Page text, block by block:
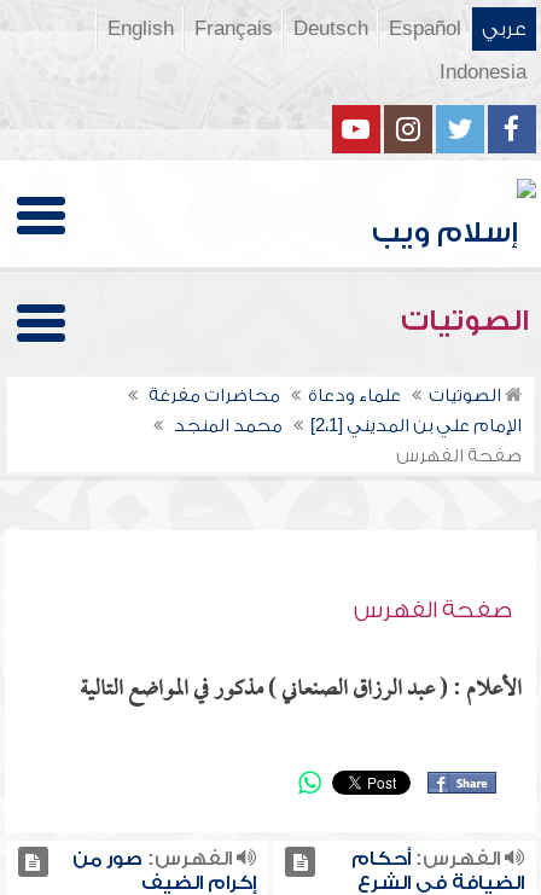
عربي Español
Deutsch
Français
English
Indonesia
الصوتيات
الصوتيات علماء ودعاة
محاضرات مفرغة
الإمام علي بن المديني [2،1]
محمد المنجد
صفحة الفهرس
صفحة الفهرس
الأعلام : ( عبد الرزاق الصنعاني ) مذكور في المواضع التالية
الفهرس:أحكام
الضيافة في الشرع
الفهرس: صور من
إكرام الضيف